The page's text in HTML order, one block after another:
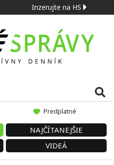
Inzerujte na HS
Predplatné
NAJČÍTANEJŠIE
VIDEÁ